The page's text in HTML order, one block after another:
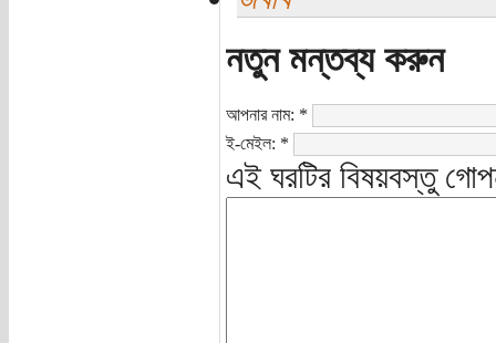
নতুন মন্তব্য করুন
আপনার নাম: *
ই-মেইল: *
এই ঘরটির বিষয়বস্তু